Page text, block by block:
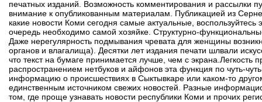
печатных изданий. Возможность комментирования и рассылки
внимание к опубликованным материалам. Публикацией из
какие новости Коми сегодня самые актуальные,
очередь необходимо самой хозяйке. Структурно-
Даже нерегулярность подмывания чревата для женщины
органов и влагалища). Десятки лет издания печати шлвали
что текст на бумаге принимается лучше, чем с
распространением нетбуков и айфонов эта функция по чуть-
информацию о происшествиях в Сыктывкаре или каком-то
единственным источником свежих новостей. Разные
том, где проще узнавать новости республики Коми и прочих